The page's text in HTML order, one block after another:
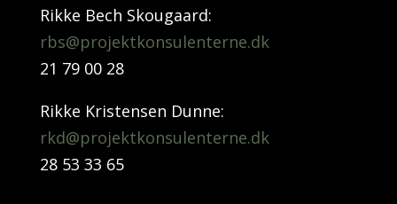
Rikke Bech Skougaard:
rbs@projektkonsulenterne.dk
21 79 00 28
Rikke Kristensen Dunne:
rkd@projektkonsulenterne.dk
28 53 33 65